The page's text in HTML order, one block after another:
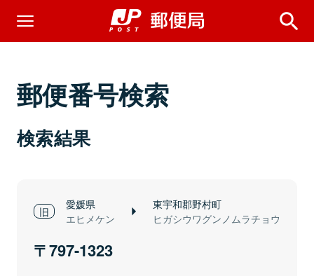
郵便番号検索
検索結果
愛媛県
エヒメケン
東宇和郡野村町
ヒガシウワグンノムラチョウ
797-1323